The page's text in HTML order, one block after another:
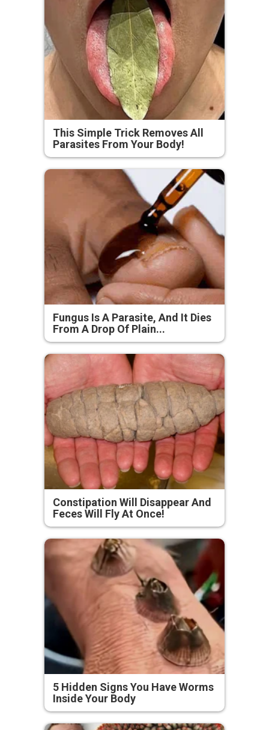
This Simple Trick Removes All
Parasites From Your Body!
Fungus Is A Parasite, And It Dies
From A Drop Of Plain...
Constipation Will Disappear And
Feces Will Fly At Once!
5 Hidden Signs You Have Worms
Inside Your Body